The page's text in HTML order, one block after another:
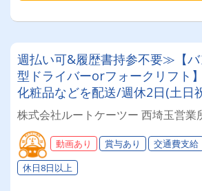
週払い可&履歴書持参不要≫【
型ドライバーorフォークリフト
化粧品などを配送/週休2日(土日
普通免許のみ大歓迎！大型免許取
補助制度も有★インセン・賞与・
手当など待遇充実
株式会社ルートケーツー 西埼玉営業
動画あり 賞与あり 交通費支給
休日8日以上